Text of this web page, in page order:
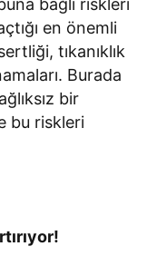
bağlı riskleri
en önemli
tıkanıklık
Burada
bir
bu riskleri